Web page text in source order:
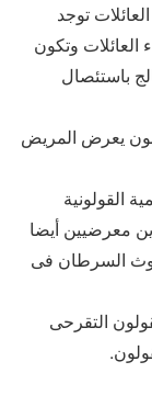
توجد
وتكون
باستئصال
يعرض المريض
القولونية
معرضيين أيضا
السرطان فى
التقرحى